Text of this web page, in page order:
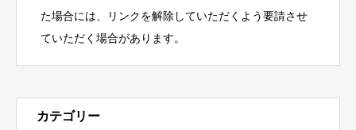
た場合には、リンクを解除していただくよう要請させ
ていただく場合があります。
カテゴリー